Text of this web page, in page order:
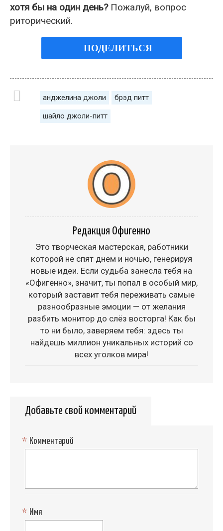
хотя бы на один день?Пожалуй, вопрос
риторический.
ПОДЕЛИТЬСЯ
анджелина джоли брэд питт
шайло джоли-питт
Редакция Офигенно
Это творческая мастерская, работники
которой не спят днем и ночью, генерируя
новые идеи. Если судьба занесла тебя на
«Офигенно», значит, ты попал в особый мир,
который заставит тебя переживать самые
разнообразные эмоции — от желания
разбить монитор до слёз восторга! Как бы
то ни было, заверяем тебя: здесь ты
найдешь миллион уникальных историй со
всех уголков мира!
Добавьте свой комментарий
Комментарий
*
Имя
*